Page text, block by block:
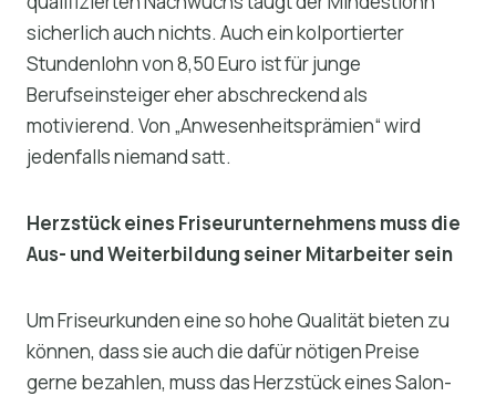
sicherlich auch nichts. Auch ein kolportierter
Stundenlohn von 8,50 Euro ist für junge
Berufseinsteiger eher abschreckend als
motivierend. Von „Anwesenheitsprämien“ wird
jedenfalls niemand satt.
Herzstück eines Friseurunternehmens muss die
Aus- und Weiterbildung seiner Mitarbeiter sein
Um Friseurkunden eine so hohe Qualität bieten zu
können, dass sie auch die dafür nötigen Preise
gerne bezahlen, muss das Herzstück eines Salon-